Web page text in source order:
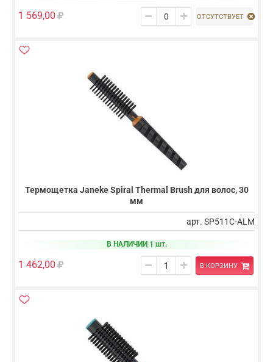
1 569,00 ОТСУТСТВУЕТ
Термощетка Janeke Spiral Thermal Brush для волос, 30
мм
арт. SP511C-ALM
В НАЛИЧИИ 1 шт.
1 462,00 В КОРЗИНУ